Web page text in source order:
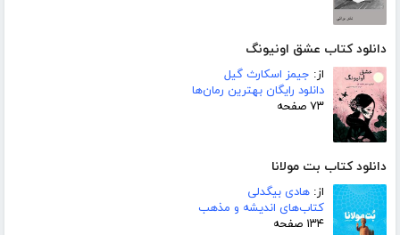
دانلود کتاب عشق اونیونگ
از: جیمز اسکارث گیل
دانلود رایگان بهترین رمان‌ها
۷۳ صفحه
دانلود کتاب بت مولانا
از: هادی بیگدلی
کتاب‌های اندیشه و مذهب
۱۳۴ صفحه